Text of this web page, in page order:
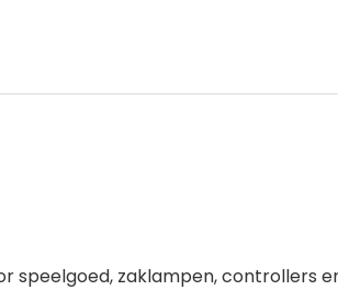
speelgoed, zaklampen, controllers